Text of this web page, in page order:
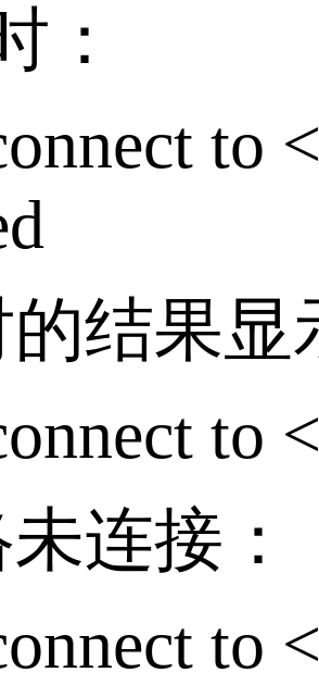
：
to
的结果
to
连接：
to